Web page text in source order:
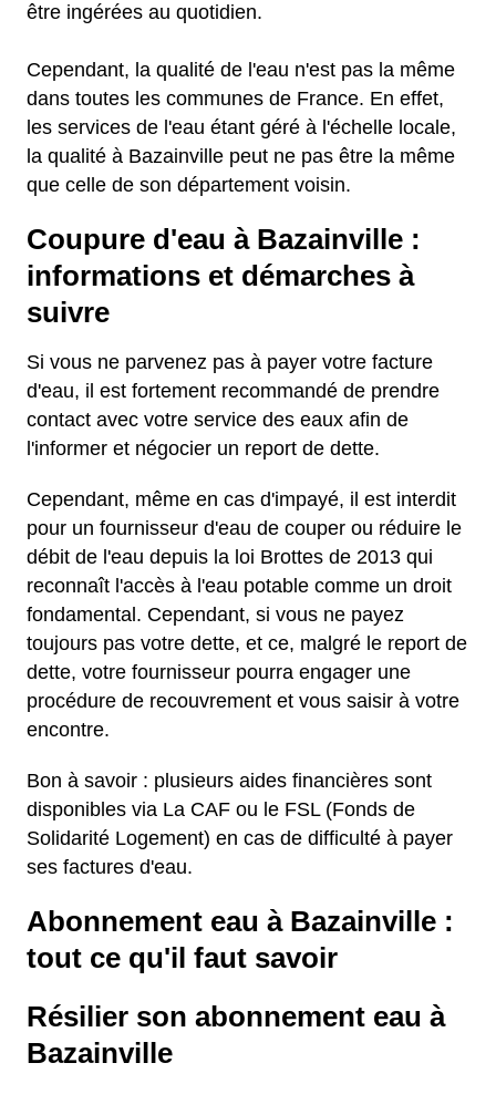
être ingérées au quotidien.
Cependant, la qualité de l'eau n'est pas la même
dans toutes les communes de France. En effet,
les services de l'eau étant géré à l'échelle locale,
la qualité à Bazainville peut ne pas être la même
que celle de son département voisin.
Coupure d'eau à Bazainville :
informations et démarches à
suivre
Si vous ne parvenez pas à payer votre facture
d'eau, il est fortement recommandé de prendre
contact avec votre service des eaux afin de
l'informer et négocier un report de dette.
Cependant, même en cas d'impayé, il est interdit
pour un fournisseur d'eau de couper ou réduire le
débit de l'eau depuis la loi Brottes de 2013 qui
reconnaît l'accès à l'eau potable comme un droit
fondamental. Cependant, si vous ne payez
toujours pas votre dette, et ce, malgré le report de
dette, votre fournisseur pourra engager une
procédure de recouvrement et vous saisir à votre
encontre.
Bon à savoir : plusieurs aides financières sont
disponibles via La CAF ou le FSL (Fonds de
Solidarité Logement) en cas de difficulté à payer
ses factures d'eau.
Abonnement eau à Bazainville :
tout ce qu'il faut savoir
Résilier son abonnement eau à
Bazainville